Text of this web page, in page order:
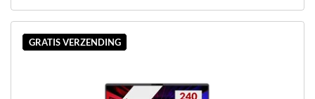
GRATIS VERZENDING